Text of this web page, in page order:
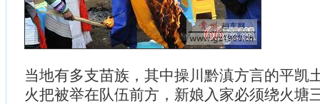
当地有多支苗族，其中操川黔滇方言的平凯
火把被举在队伍前方，新娘入家必须绕火塘